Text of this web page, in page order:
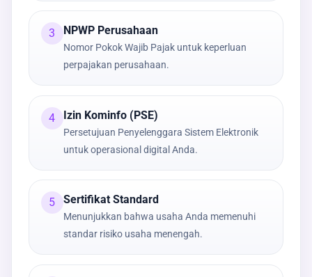
3 NPWP Perusahaan
Nomor Pokok Wajib Pajak untuk keperluan
perpajakan perusahaan.
4 Izin Kominfo (PSE)
Persetujuan Penyelenggara Sistem Elektronik
untuk operasional digital Anda.
5 Sertifikat Standard
Menunjukkan bahwa usaha Anda memenuhi
standar risiko usaha menengah.